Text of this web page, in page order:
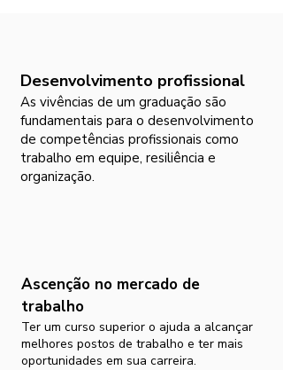
Desenvolvimento profissional
As vivências de um graduação são
fundamentais para o desenvolvimento
de competências profissionais como
trabalho em equipe, resiliência e
organização.
Ascenção no mercado de
trabalho
Ter um curso superior o ajuda a alcançar
melhores postos de trabalho e ter mais
oportunidades em sua carreira.